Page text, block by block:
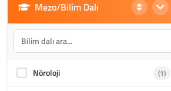
Din Bilimleri (1986)
İletişim, Mimarlık ve Güzel
Sanatlar
Akademik Kültür (1588)
Mezo/Bilim Dalı
Nöroloji (1)